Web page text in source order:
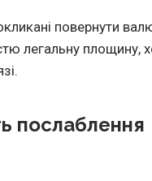
повернути
легальну площину,
послаблення